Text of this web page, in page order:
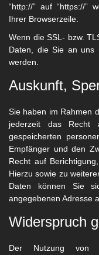
“http://” auf “https://”
Ihrer Browserzeile.
Wenn die SSL- bzw.
Daten, die Sie an uns
werden.
Auskunft,
Sie haben im Rahmen
jederzeit das Recht
gespeicherten
Empfänger und den
Recht auf
Hierzu sowie zu
Daten können Sie
angegebenen Adresse
Widerspruch
Der Nutzung von